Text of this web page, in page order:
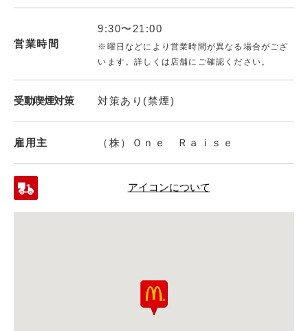
営業時間
9:30〜21:00
※曜日などにより営業時間が異なる場合がござ
います。詳しくは店舗にご確認ください。
受動喫煙対策 対策あり(禁煙)
雇用主 （株）Ｏｎｅ Ｒａｉｓｅ
アイコンについて